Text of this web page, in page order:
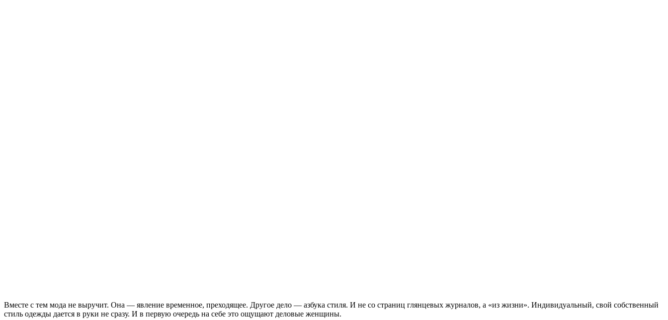
Вместе с тем мода не выручит. Она — явление временное, преходящее. Другое дело — азбука стиля. И не со страниц глянцевых журналов, а «из жизни». Индивидуальный, свой собственный
стиль одежды дается в руки не сразу. И в первую очередь на себе это ощущают деловые женщины.